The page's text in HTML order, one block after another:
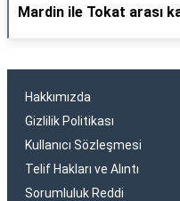
Mardin ile Tokat arası
Hakkımızda
Gizlilik Politikası
Kullanıcı Sözleşmesi
Telif Hakları ve Alıntı
Sorumluluk Reddi